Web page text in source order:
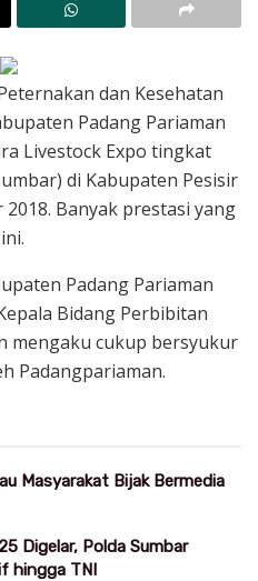
dan Kesehatan
Padang Pariaman
Livestock Expo tingkat
di Kabupaten Pesisir
2018. Banyak prestasi yang
Padang Pariaman
Bidang Perbibitan
mengaku cukup bersyukur
Padangpariaman.
Masyarakat Bijak Bermedia
Digelar, Polda Sumbar
hingga TNI